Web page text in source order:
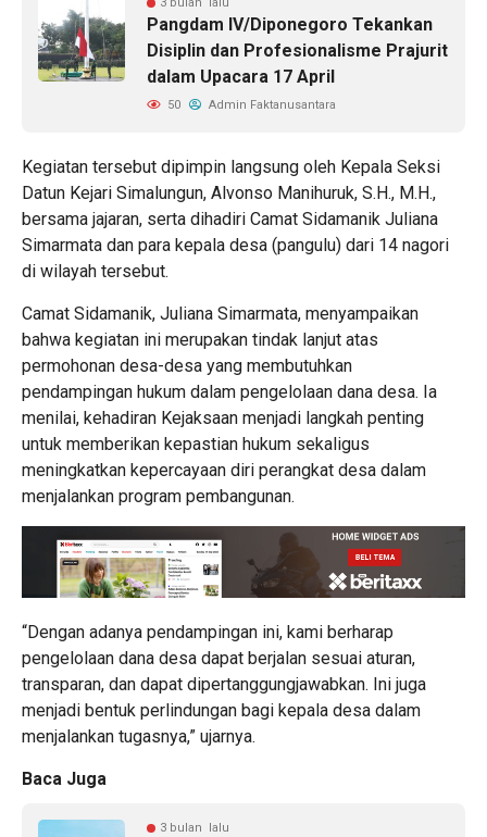
Pangdam IV/Diponegoro Tekankan
Disiplin dan Profesionalisme Prajurit
dalam Upacara 17 April
50 Admin Faktanusantara
Kegiatan tersebut dipimpin langsung oleh Kepala Seksi
Datun Kejari Simalungun, Alvonso Manihuruk, S.H., M.H.,
bersama jajaran, serta dihadiri Camat Sidamanik Juliana
Simarmata dan para kepala desa (pangulu) dari 14 nagori
di wilayah tersebut.
Camat Sidamanik, Juliana Simarmata, menyampaikan
bahwa kegiatan ini merupakan tindak lanjut atas
permohonan desa-desa yang membutuhkan
pendampingan hukum dalam pengelolaan dana desa. Ia
menilai, kehadiran Kejaksaan menjadi langkah penting
untuk memberikan kepastian hukum sekaligus
meningkatkan kepercayaan diri perangkat desa dalam
menjalankan program pembangunan.
“Dengan adanya pendampingan ini, kami berharap
pengelolaan dana desa dapat berjalan sesuai aturan,
transparan, dan dapat dipertanggungjawabkan. Ini juga
menjadi bentuk perlindungan bagi kepala desa dalam
menjalankan tugasnya,” ujarnya.
Baca Juga
3 bulan lalu